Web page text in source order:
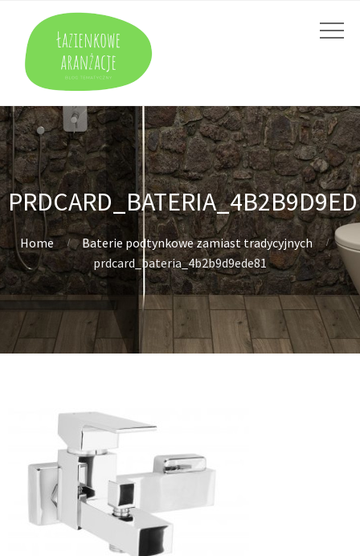
Home
Baterie podtynkowe zamiast tradycyjnych
prdcard_bateria_4b2b9d9ede81